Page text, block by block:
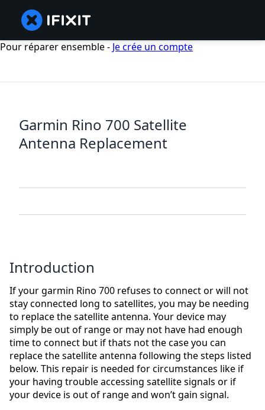
Pour réparer ensemble - Je crée un compte
Garmin Rino 700 Satellite
Antenna Replacement
Introduction
If your garmin Rino 700 refuses to connect or will not
stay connected long to satellites, you may be needing
to replace the satellite antenna. Your device may
simply be out of range or may not have had enough
time to connect but if thats not the case you can
replace the satellite antenna following the steps listed
below. This repair is needed for circumstances like if
your having trouble accessing satellite signals or if
your device is out of range and won’t gain signal.